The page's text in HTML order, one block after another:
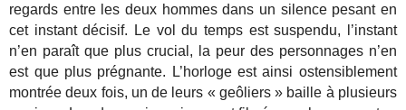
regards entre les deux hommes dans un silence pesant en
cet instant décisif. Le vol du temps est suspendu, l’instant
n’en paraît que plus crucial, la peur des personnages n’en
est que plus prégnante. L’horloge est ainsi ostensiblement
montrée deux fois, un de leurs « geôliers » baille à plusieurs